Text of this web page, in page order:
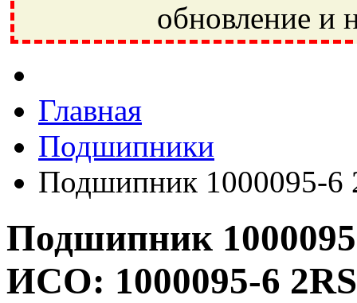
обновление и
Ивантеевка, подшипники, пневматика, метизы, техника,
Главная
Подшипники
Подшипник 1000095-6
Подшипник
ИСО: 1000095-6 2RS